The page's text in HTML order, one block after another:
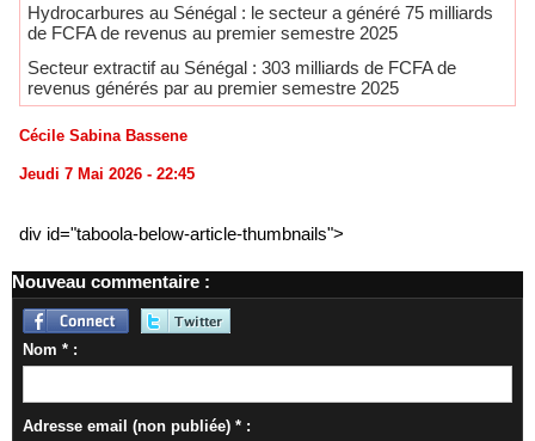
Hydrocarbures au Sénégal : le secteur a généré 75 milliards
de FCFA de revenus au premier semestre 2025
​Secteur extractif au Sénégal : 303 milliards de FCFA de
revenus générés par au premier semestre 2025
Cécile Sabina Bassene
Jeudi 7 Mai 2026 - 22:45
div id="taboola-below-article-thumbnails">
Nouveau commentaire :
Nom * :
Adresse email (non publiée) * :